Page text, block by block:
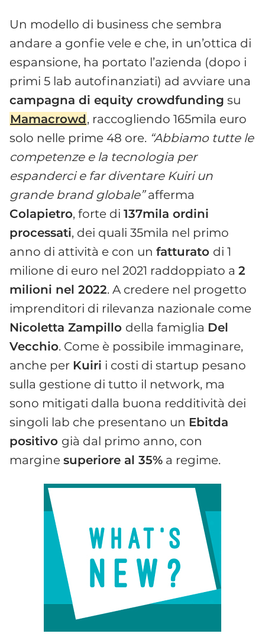
Un modello di business che sembra
andare a gonfie vele e che, in un’ottica di
espansione, ha portato l’azienda (dopo i
primi 5 lab autofinanziati) ad avviare una
campagna di equity crowdfunding su
Mamacrowd, raccogliendo 165mila euro
solo nelle prime 48 ore. “Abbiamo tutte le
competenze e la tecnologia per
espanderci e far diventare Kuiri un
grande brand globale”afferma
Colapietro, forte di 137mila ordini
processati, dei quali 35mila nel primo
anno di attività e con un fatturato di 1
milione di euro nel 2021 raddoppiato a 2
milioni nel 2022. A credere nel progetto
imprenditori di rilevanza nazionale come
Nicoletta Zampillo della famiglia Del
Vecchio. Come è possibile immaginare,
anche per Kuiri i costi di startup pesano
sulla gestione di tutto il network, ma
sono mitigati dalla buona redditività dei
singoli lab che presentano un Ebitda
positivo già dal primo anno, con
margine superiore al 35% a regime.